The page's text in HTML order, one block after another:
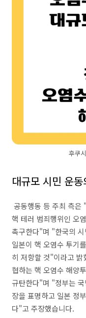
후쿠
대규모 시민 운
공동행동 등 주최 측은
핵 테러 범죄행위인 오
촉구한다"며 "한국의
일본이 핵 오염수 투기
히 저항할 것"이라고
협하는 핵 오염수 해양
규탄한다"며 "정부는
장을 표명하고 일본 정
다"고 주장했습니다.